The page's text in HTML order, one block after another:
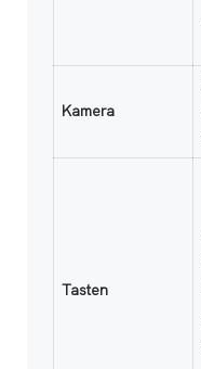
Kamera
Tasten